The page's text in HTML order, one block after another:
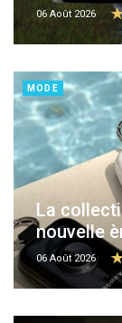
06 Août 2026
MODE
La
nouvelle
06 Août 2026